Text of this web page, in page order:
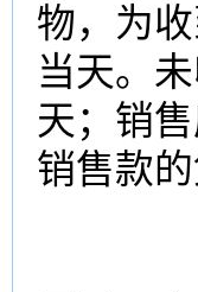
物，为
当天。
天；销
销售款的